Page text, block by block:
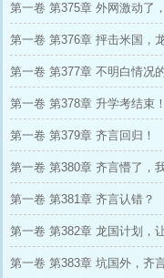
第一卷 第375章 外网激动了
第一卷 第376章 抨击米国，
第一卷 第377章 不明白情况的
第一卷 第378章 升学考结束！
第一卷 第379章 齐言回归！
第一卷 第380章 齐言懵了，
第一卷 第381章 齐言认错？
第一卷 第382章 龙国计划，
第一卷 第383章 坑国外，齐